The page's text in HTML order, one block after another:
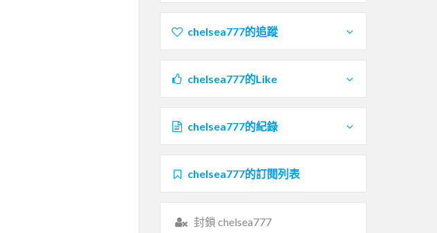
chelsea777的追蹤
chelsea777的Like
chelsea777的紀錄
chelsea777的訂閱列表
封鎖 chelsea777